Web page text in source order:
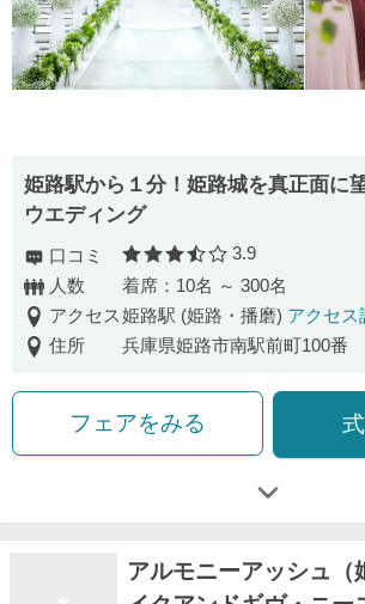
姫路駅から１分！姫路城を真正面に
ウエディング
口コミ 口コミ評価
3.9
人数
着席：10名 ～ 300名
アクセス姫路駅 (姫路・播磨) アクセス
住所
兵庫県姫路市南駅前町100番
フェアをみる
アルモニーアッシュ（